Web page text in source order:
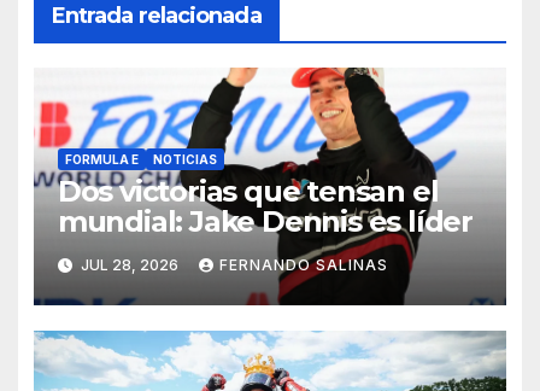
Entrada relacionada
FORMULA E NOTICIAS
Dos victorias que tensan el
mundial: Jake Dennis es líder
JUL 28, 2026 FERNANDO SALINAS